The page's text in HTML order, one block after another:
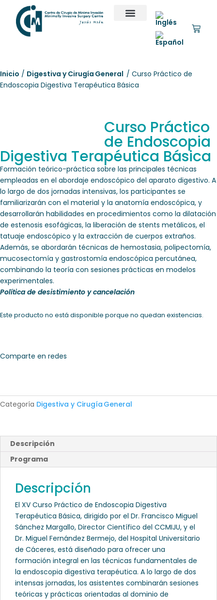
Inicio / Digestiva y Cirugía General / Curso Práctico de
Endoscopia Digestiva Terapéutica Básica
Curso Práctico
de Endoscopia
Digestiva Terapéutica Básica
Formación teórico-práctica sobre las principales técnicas
empleadas en el abordaje endoscópico del aparato digestivo. A
lo largo de dos jornadas intensivas, los participantes se
familiarizarán con el material y la anatomía endoscópica, y
desarrollarán habilidades en procedimientos como la dilatación
de estenosis esofágicas, la liberación de stents metálicos, el
tatuaje endoscópico y la extracción de cuerpos extraños.
Además, se abordarán técnicas de hemostasia, polipectomía,
mucosectomía y gastrostomía endoscópica percutánea,
combinando la teoría con sesiones prácticas en modelos
experimentales.
Política de desistimiento y cancelación
Este producto no está disponible porque no quedan existencias.
Comparte en redes
Categoría Digestiva y Cirugía General
Descripción
Programa
Descripción
El XV Curso Práctico de Endoscopia Digestiva
Terapéutica Básica, dirigido por el Dr. Francisco Miguel
Sánchez Margallo, Director Científico del CCMIJU, y el
Dr. Miguel Fernández Bermejo, del Hospital Universitario
de Cáceres, está diseñado para ofrecer una
formación integral en las técnicas fundamentales de
la endoscopia digestiva terapéutica. A lo largo de dos
intensas jornadas, los asistentes combinarán sesiones
teóricas y prácticas orientadas al dominio de